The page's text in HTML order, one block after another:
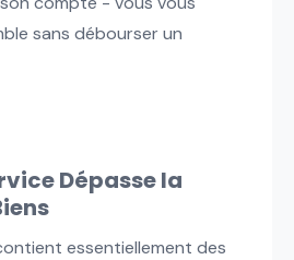
sans débourser un
Dépasse la
essentiellement des